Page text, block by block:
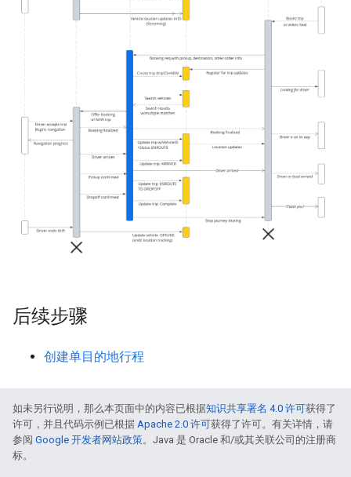
后续步骤
创建单目的地行程
如未另行说明，那么本页面中的内容已根据知识共享署名 4.0 许可获得了
许可，并且代码示例已根据 Apache 2.0 许可获得了许可。有关详情，请
参阅 Google 开发者网站政策。Java 是 Oracle 和/或其关联公司的注册商
标。